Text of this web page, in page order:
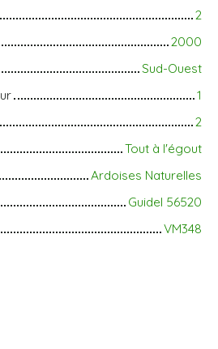
2
2000
Sud-Ouest
1
2
Tout à l'égout
Ardoises Naturelles
Guidel 56520
VM348